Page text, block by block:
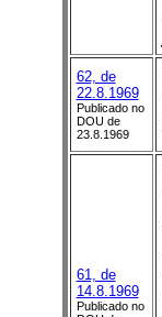
62, de
22.8.1969
Publicado no
DOU de
23.8.1969
61, de
14.8.1969
Publicado no